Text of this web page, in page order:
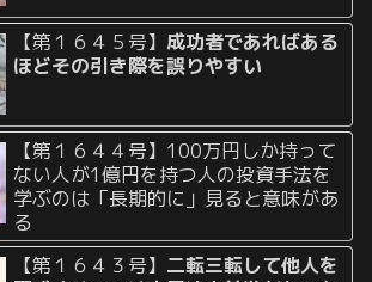
【第１６４５号】成功者であればある
ほどその引き際を誤りやすい
【第１６４４号】100万円しか持って
ない人が1億円を持つ人の投資手法を
学ぶのは「長期的に」見ると意味があ
る
【第１６４３号】 二転三転して他人を